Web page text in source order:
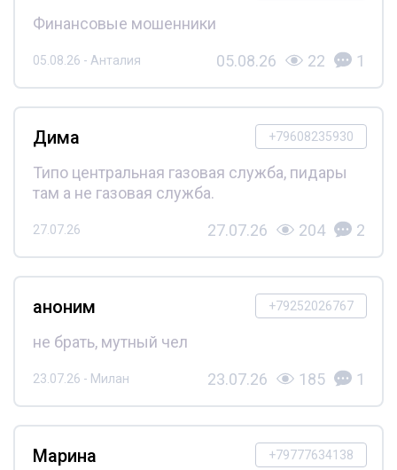
Финансовые мошенники
05.08.26 - Анталия 05.08.26 22 1
+79608235930
Дима
Типо центральная газовая служба, пидары
там а не газовая служба.
27.07.26 27.07.26 204 2
+79252026767
аноним
не брать, мутный чел
23.07.26 - Милан 23.07.26 185 1
+79777634138
Марина